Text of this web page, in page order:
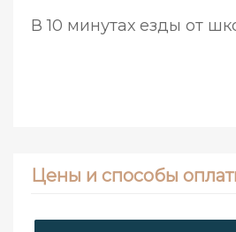
В 10 минутах езды от
Цены и способы